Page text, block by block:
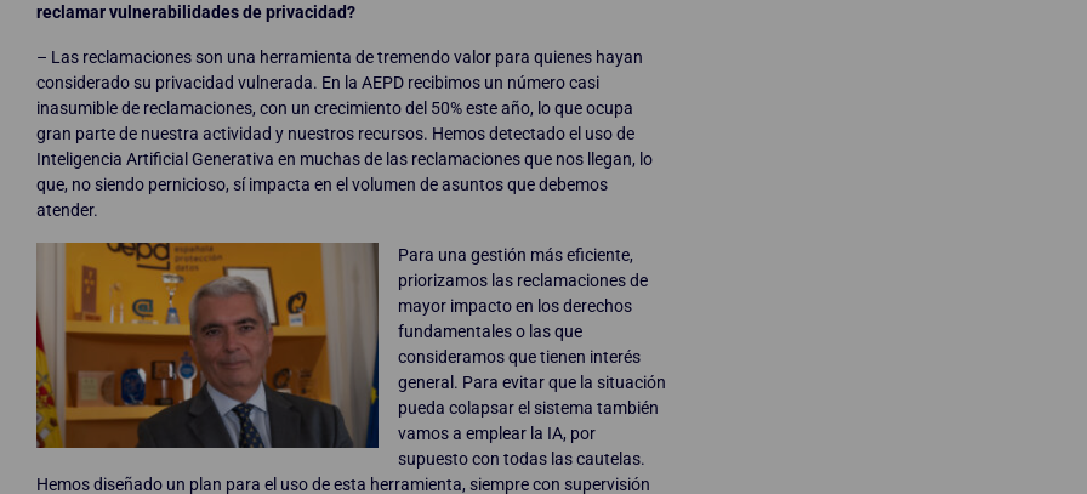
reclamar vulnerabilidades de privacidad?
– Las reclamaciones son una herramienta de tremendo valor para quienes hayan
considerado su privacidad vulnerada. En la AEPD recibimos un número casi
inasumible de reclamaciones, con un crecimiento del 50% este año, lo que ocupa
gran parte de nuestra actividad y nuestros recursos. Hemos detectado el uso de
Inteligencia Artificial Generativa en muchas de las reclamaciones que nos llegan, lo
que, no siendo pernicioso, sí impacta en el volumen de asuntos que debemos
atender.
Para una gestión más eficiente,
priorizamos las reclamaciones de
mayor impacto en los derechos
fundamentales o las que
consideramos que tienen interés
general. Para evitar que la situación
pueda colapsar el sistema también
vamos a emplear la IA, por
supuesto con todas las cautelas.
Hemos diseñado un plan para el uso de esta herramienta, siempre con supervisión